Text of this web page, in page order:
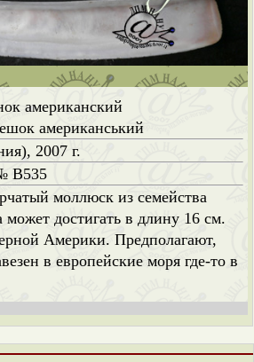
американский
американський
2007 г.
B535
моллюск из семейства
может достигать в длину 16 см.
Америки. Предполагают,
в европейские моря где-то в